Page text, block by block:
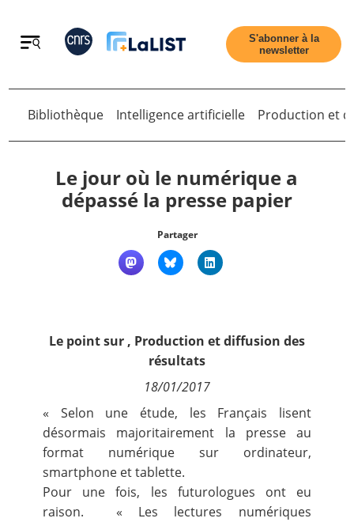
Retour
Nous suivre
S'abonner à la
newsletter
Retour
Bibliothèque Intelligence artificielle Production et
Le jour où le numérique a
dépassé la presse papier
Partager
Le point sur , Production et diffusion des
résultats
18/01/2017
« Selon une étude, les Français lisent
désormais majoritairement la presse au
format numérique sur ordinateur,
smartphone et tablette.
Pour une fois, les futurologues ont eu
raison. « Les lectures numériques